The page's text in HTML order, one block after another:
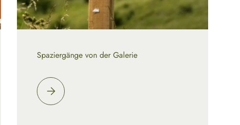
Spaziergänge von der Galerie
Bitte auswählen